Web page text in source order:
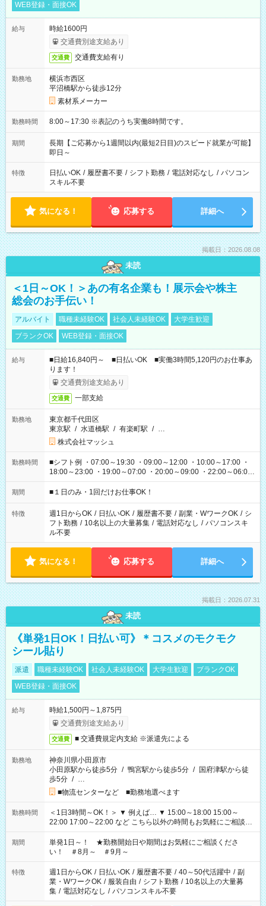
WEB登録・面接OK
給与
時給1600円
交通費別途支給あり
交通費 交通費支給有り
勤務地
横浜市西区
平沼橋駅から徒歩12分
素材系メーカー
勤務時間 8:00～17:30 ※表記のうち実働8時間です。
期間
長期【ご応募から1週間以内(最短2日目)のスピード就業が可能】
即日～
特徴 日払いOK / 履歴書不要 / シフト勤務 / 電話対応なし / パソコン
スキル不要
気になる！ 応募する 詳細へ
掲載日：2026.08.08
未読
＜1日～OK！＞あの有名企業も！展示会や株主
総会のお手伝い！
アルバイト 職種未経験OK 社会人未経験OK
大学生歓迎
ブランクOK
WEB登録・面接OK
給与
■日給16,840円～ ■日払いOK ■実働3時間5,120円のお仕事あ
ります！
交通費別途支給あり
交通費 一部支給
勤務地
東京都千代田区
東京駅 / 水道橋駅 / 有楽町駅 / …
株式会社マッシュ
勤務時間
■シフト例 ・07:00～19:30 ・09:00～12:00 ・10:00～17:00 ・
18:00～23:00 ・19:00～07:00 ・20:00～09:00 ・22:00～06:00
etc ★最短で3時間で5,120円のお仕事から 15時間で2万円近く稼
げるお仕事も！ ご希望のお時間に合わせてご紹介！ ※シフトは
ください！
期間 ■１日のみ・1回だけお仕事OK！
特徴 週1日からOK / 日払いOK / 履歴書不要 / 副業・WワークOK / シ
フト勤務 / 10名以上の大量募集 / 電話対応なし / パソコンスキ
ル不要
気になる！ 応募する 詳細へ
掲載日：2026.07.31
未読
《単発1日OK！日払い可》＊コスメのモクモク
シール貼り
派遣 職種未経験OK 社会人未経験OK 大学生歓迎
ブランクOK
WEB登録・面接OK
給与
時給1,500円～1,875円
交通費別途支給あり
交通費 ■ 交通費規定内支給 ※派遣先による
勤務地
神奈川県小田原市
小田原駅から徒歩5分 / 鴨宮駅から徒歩5分 / 国府津駅から徒
歩5分 / …
■物流センターなど ■勤務地選べます
勤務時間
＜1日3時間～OK！＞ ▼ 例えば… ▼ 15:00～18:00 15:00～
22:00 17:00～22:00 など こちら以外の時間もお気軽にご相談く
ださい！
期間
単発1日～！ ★勤務開始日や期間はお気軽にご相談くださ
い！ ＃8月～ ＃9月～
特徴 週1日からOK / 日払いOK / 履歴書不要 / 40～50代活躍中 / 副
業・WワークOK / 服装自由 / シフト勤務 / 10名以上の大量募
集 / 電話対応なし / パソコンスキル不要